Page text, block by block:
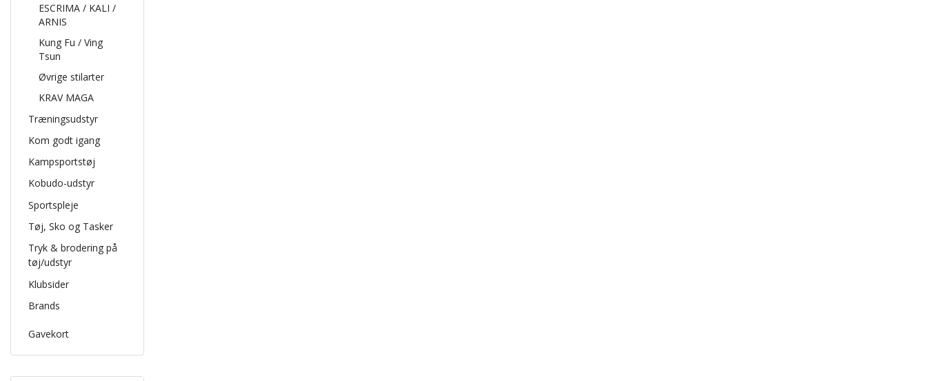
ESCRIMA / KALI /
ARNIS
Kung Fu / Ving
Tsun
Øvrige stilarter
KRAV MAGA
Træningsudstyr
Kom godt igang
Kampsportstøj
Kobudo-udstyr
Sportspleje
Tøj, Sko og Tasker
Tryk & brodering på
tøj/udstyr
Klubsider
Brands
Gavekort